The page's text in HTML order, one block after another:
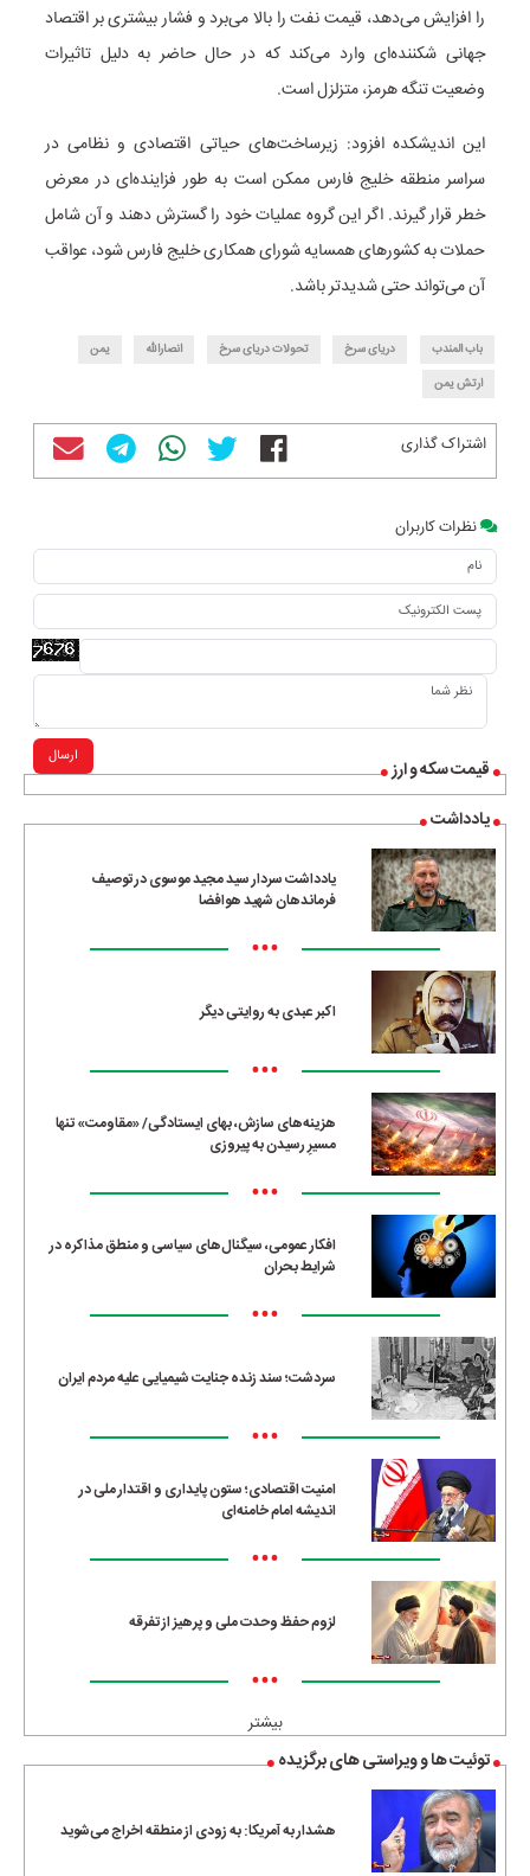
قیمت سکه و ارز
یادداشت
یادداشت سردار سید مجید موسوی در توصیف
فرماندهان شهید هوافضا
•••
اکبر عبدی به روایتی دیگر
•••
هزینه‌های سازش، بهای ایستادگی/ «مقاومت» تنها
مسیرِ رسیدن به پیروزی
•••
افکار عمومی، سیگنال‌های سیاسی و منطق مذاکره در
شرایط بحران
•••
سردشت؛ سند زنده جنایت شیمیایی علیه مردم ایران
•••
امنیت اقتصادی؛ ستون پایداری و اقتدار ملی در
اندیشه امام خامنه‌ای
•••
لزوم حفظ وحدت ملی و پرهیز از تفرقه
•••
بیشتر
توئیت ها و ویراستی های برگزیده
هشدار به آمریکا: به زودی از منطقه اخراج می‌شوید
را افزایش می‌دهد، قیمت نفت را بالا می‌برد و فشار بیشتری بر اقتصاد
جهانی شکننده‌ای وارد می‌کند که در حال حاضر به دلیل تاثیرات
وضعیت تنگه هرمز، متزلزل است.
این اندیشکده افزود: زیرساخت‌های حیاتی اقتصادی و نظامی در
سراسر منطقه خلیج فارس ممکن است به طور فزاینده‌ای در معرض
خطر قرار گیرند. اگر این گروه عملیات خود را گسترش دهند و آن شامل
حملات به کشورهای همسایه شورای همکاری خلیج فارس شود، عواقب
آن می‌تواند حتی شدیدتر باشد.
باب المندب دریای سرخ تحولات دریای سرخ انصارالله
یمن
ارتش یمن
اشتراک گذاری
نظرات کاربران
ارسال